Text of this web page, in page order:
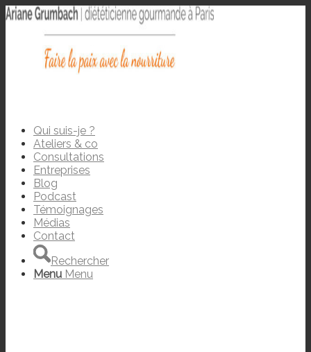
Qui suis-je ?
Ateliers & co
Consultations
Entreprises
Blog
Podcast
Témoignages
Médias
Contact
Rechercher
Menu Menu